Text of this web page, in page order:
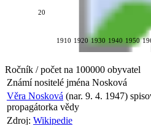
1910 1920 1930 1940 1950
20
Ročník / počet na 100000 obyvatel
Známí nositelé jména Nosková
Věra Nosková (nar. 9. 4. 1947)
propagátorka vědy
Zdroj: Wikipedie